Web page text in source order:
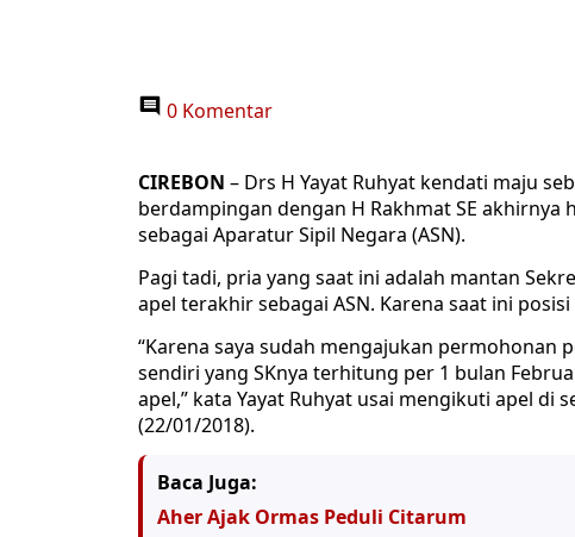
0 Komentar
CIREBON – Drs H Yayat Ruhyat kendati maju
berdampingan dengan H Rakhmat SE
sebagai Aparatur Sipil Negara (ASN).
Pagi tadi, pria yang saat ini adalah mantan
apel terakhir sebagai ASN. Karena saat ini
“Karena saya sudah mengajukan permohonan
sendiri yang SKnya terhitung per 1 bulan
apel,” kata Yayat Ruhyat usai mengikuti apel di
(22/01/2018).
Baca Juga:
Aher Ajak Ormas Peduli Citarum